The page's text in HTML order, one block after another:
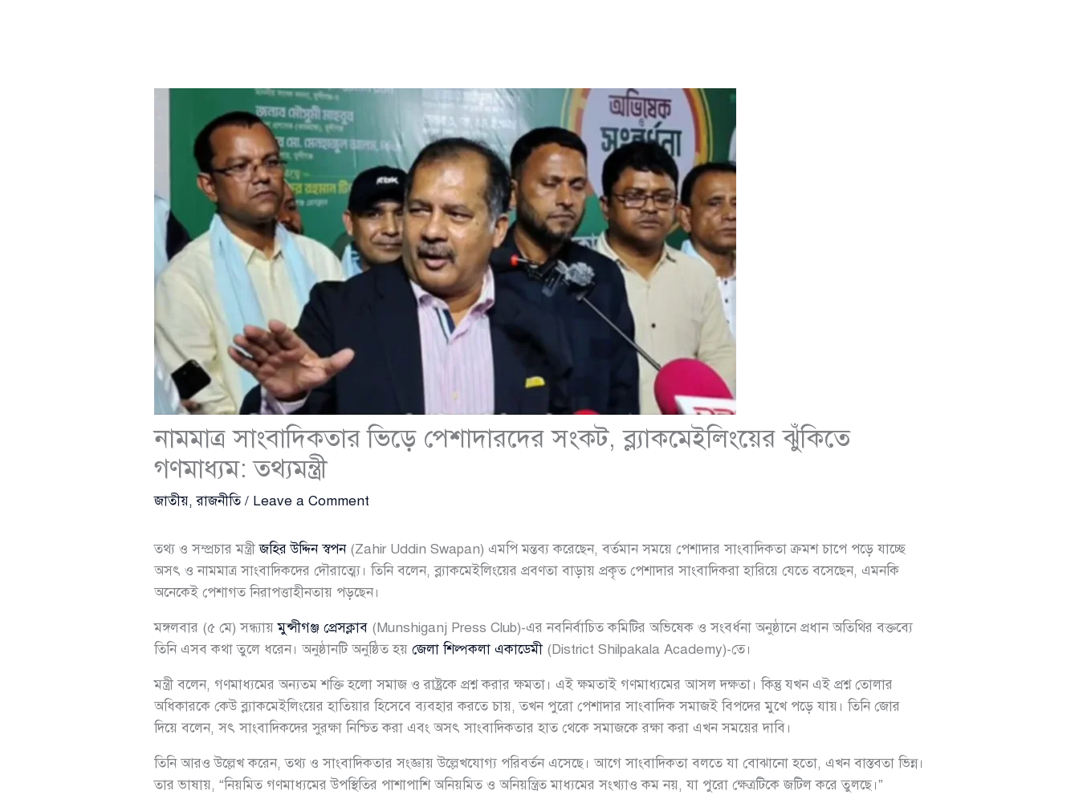
নামমাত্র সাংবাদিকতার ভিড়ে পেশাদারদের সংকট, ব্ল্যাকমেইলিংয়ের ঝুঁকিতে
গণমাধ্যম: তথ্যমন্ত্রী
জাতীয়,রাজনীতি/ Leave a Comment
তথ্য ও সম্প্রচার মন্ত্রীজহির উদ্দিন স্বপন(Zahir Uddin Swapan) এমপি মন্তব্য করেছেন, বর্তমান সময়ে পেশাদার সাংবাদিকতা ক্রমশ চাপে পড়ে যাচ্ছে
অসৎ ও নামমাত্র সাংবাদিকদের দৌরাত্ম্যে। তিনি বলেন, ব্ল্যাকমেইলিংয়ের প্রবণতা বাড়ায় প্রকৃত পেশাদার সাংবাদিকরা হারিয়ে যেতে বসেছেন, এমনকি
অনেকেই পেশাগত নিরাপত্তাহীনতায় পড়ছেন।
মঙ্গলবার (৫ মে) সন্ধ্যায়মুন্সীগঞ্জ প্রেসক্লাব (Munshiganj Press Club)-এর নবনির্বাচিত কমিটির অভিষেক ও সংবর্ধনা অনুষ্ঠানে প্রধান অতিথির বক্তব্যে
তিনি এসব কথা তুলে ধরেন। অনুষ্ঠানটি অনুষ্ঠিত হয় জেলা শিল্পকলা একাডেমী(District Shilpakala Academy)-তে।
মন্ত্রী বলেন, গণমাধ্যমের অন্যতম শক্তি হলো সমাজ ও রাষ্ট্রকে প্রশ্ন করার ক্ষমতা। এই ক্ষমতাই গণমাধ্যমের আসল দক্ষতা। কিন্তু যখন এই প্রশ্ন তোলার
অধিকারকে কেউ ব্ল্যাকমেইলিংয়ের হাতিয়ার হিসেবে ব্যবহার করতে চায়, তখন পুরো পেশাদার সাংবাদিক সমাজই বিপদের মুখে পড়ে যায়। তিনি জোর
দিয়ে বলেন, সৎ সাংবাদিকদের সুরক্ষা নিশ্চিত করা এবং অসৎ সাংবাদিকতার হাত থেকে সমাজকে রক্ষা করা এখন সময়ের দাবি।
তিনি আরও উল্লেখ করেন, তথ্য ও সাংবাদিকতার সংজ্ঞায় উল্লেখযোগ্য পরিবর্তন এসেছে। আগে সাংবাদিকতা বলতে যা বোঝানো হতো, এখন বাস্তবতা ভিন্ন।
তার ভাষায়, “নিয়মিত গণমাধ্যমের উপস্থিতির পাশাপাশি অনিয়মিত ও অনিয়ন্ত্রিত মাধ্যমের সংখ্যাও কম নয়, যা পুরো ক্ষেত্রটিকে জটিল করে তুলছে।”